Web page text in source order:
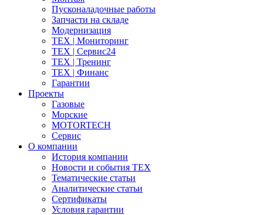
Пусконаладочные работы
Запчасти на складе
Модернизация
ТЕХ | Мониторинг
ТЕХ | Сервис24
ТЕХ | Тренинг
ТЕХ | Финанс
Гарантии
Проекты
Газовые
Морские
MOTORTECH
Сервис
О компании
История компании
Новости и события ТЕХ
Тематические статьи
Аналитические статьи
Сертификаты
Условия гарантии